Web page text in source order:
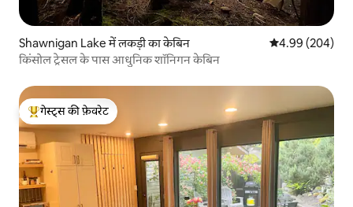
Shawnigan Lake में लकड़ी का केबिन औसत रेटिंग 5 में से
4.99 (204)
किंसोल ट्रेसल के पास आधुनिक शॉनिगन केबिन
गेस्ट्स का टॉप फ़ेवरेट
गेस्ट्स की फ़ेवरेट